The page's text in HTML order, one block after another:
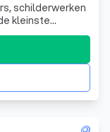
schilderwerken
kleinste